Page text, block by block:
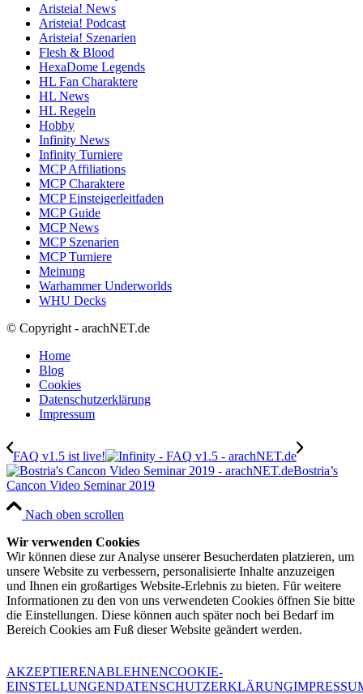
Aristeia! News
Aristeia! Podcast
Aristeia! Szenarien
Flesh & Blood
HexaDome Legends
HL Fan Charaktere
HL News
HL Regeln
Hobby
Infinity News
Infinity Turniere
MCP Affiliations
MCP Charaktere
MCP Einsteigerleitfaden
MCP Guide
MCP News
MCP Szenarien
MCP Turniere
Meinung
Warhammer Underworlds
WHU Decks
© Copyright - arachNET.de
Home
Blog
Cookies
Datenschutzerklärung
Impressum
FAQ v1.5 ist live!
Bostria’s
Cancon Video Seminar 2019
Nach oben scrollen
Wir verwenden Cookies
Wir können diese zur Analyse unserer Besucherdaten platzieren, um
unsere Website zu verbessern, personalisierte Inhalte anzuzeigen
und Ihnen ein großartiges Website-Erlebnis zu bieten. Für weitere
Informationen zu den von uns verwendeten Cookies öffnen Sie bitte
die Einstellungen. Diese können auch später noch bei Bedarf im
Bereich Cookies am Fuß dieser Website geändert werden.
AKZEPTIERENABLEHNENCOOKIE-
EINSTELLUNGENDATENSCHUTZERKLÄRUNG